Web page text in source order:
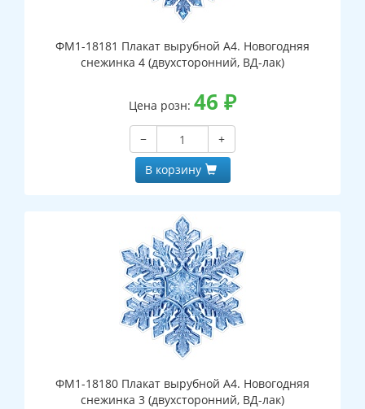
ФМ1-18181 Плакат вырубной А4. Новогодняя
снежинка 4 (двухсторонний, ВД-лак)
Цена розн: 46 ₽
−
+
В корзину
ФМ1-18180 Плакат вырубной А4. Новогодняя
снежинка 3 (двухсторонний, ВД-лак)